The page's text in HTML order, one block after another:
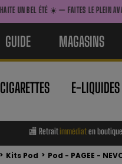
— FAITES LE PLEIN AVANT DE
GUIDE MAGASINS
E-LIQUIDES
🏬 Retraitimmédiaten boutique
> Kits Pod > Pod - PAGEE -